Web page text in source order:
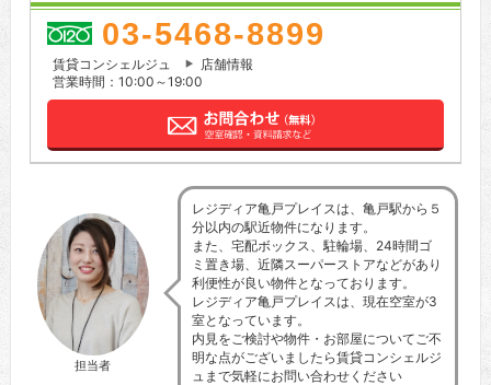
03-5468-8899
賃貸コンシェルジュ
店舗情報
営業時間：10:00～19:00
担当者
レジディア亀戸プレイスは、亀戸駅から５
分以内の駅近物件になります。
また、宅配ボックス、駐輪場、24時間ゴ
ミ置き場、近隣スーパーストアなどがあり
利便性が良い物件となっております。
レジディア亀戸プレイスは、現在空室が3
室となっています。
内見をご検討や物件・お部屋についてご不
明な点がございましたら賃貸コンシェルジ
ュまで気軽にお問い合わせください